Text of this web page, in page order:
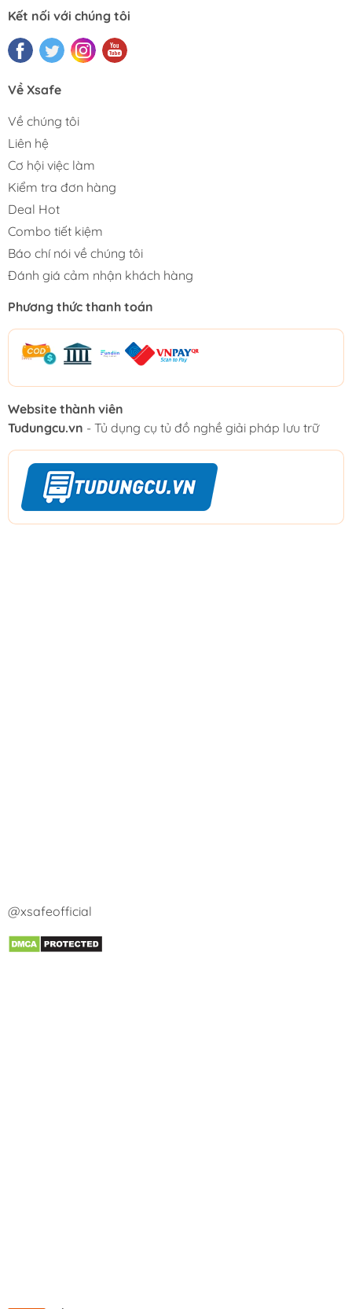
Kết nối với chúng tôi
Về Xsafe
Về chúng tôi
Liên hệ
Cơ hội việc làm
Kiểm tra đơn hàng
Deal Hot
Combo tiết kiệm
Báo chí nói về chúng tôi
Đánh giá cảm nhận khách hàng
Phương thức thanh toán
Website thành viên
Tudungcu.vn - Tủ dụng cụ tủ đồ nghề giải pháp lưu trữ
@xsafeofficial